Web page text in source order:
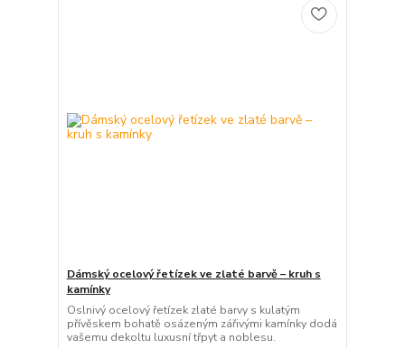
Dámský ocelový řetízek ve zlaté barvě – kruh s
kamínky
Oslnivý ocelový řetízek zlaté barvy s kulatým
přívěskem bohatě osázeným zářivými kamínky dodá
vašemu dekoltu luxusní třpyt a noblesu.